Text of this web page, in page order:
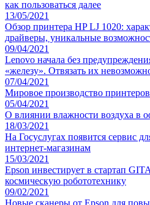
как пользоваться далее
13/05/2021
Обзор принтера HP LJ 1020:
драйверы, уникальные
09/04/2021
Lenovo начала без
«железу». Отвязать их
07/04/2021
Мировое производство
05/04/2021
О влиянии влажности воздуха в
18/03/2021
На Госуслугах появится сервис
интернет-магазинам
15/03/2021
Epson инвестирует в стартап
космическую робототехнику
09/02/2021